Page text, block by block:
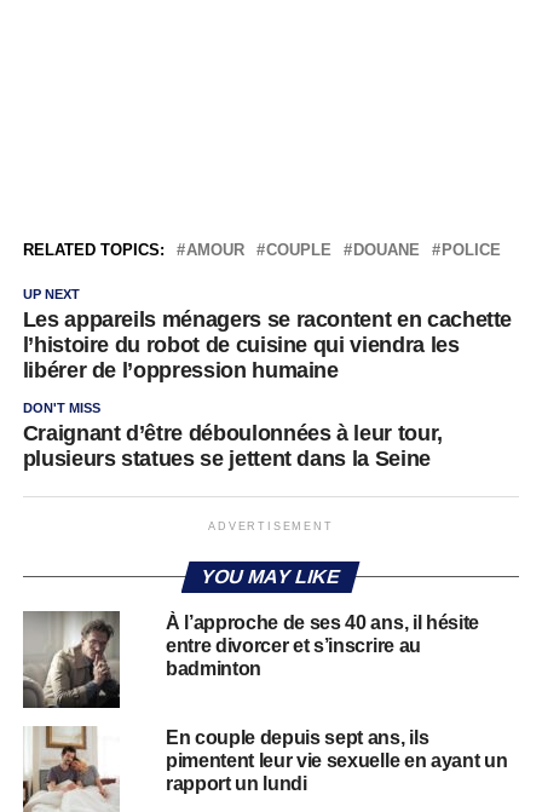
RELATED TOPICS: AMOUR COUPLE DOUANE POLICE
UP NEXT
Les appareils ménagers se racontent en cachette
l’histoire du robot de cuisine qui viendra les
libérer de l’oppression humaine
DON'T MISS
Craignant d’être déboulonnées à leur tour,
plusieurs statues se jettent dans la Seine
ADVERTISEMENT
YOU MAY LIKE
À l’approche de ses 40 ans, il hésite
entre divorcer et s’inscrire au
badminton
En couple depuis sept ans, ils
pimentent leur vie sexuelle en ayant un
rapport un lundi